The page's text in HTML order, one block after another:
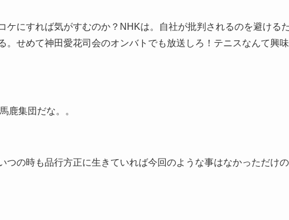
ケにすれば気がすむのか？NHKは。自社が批判されるのを避ける
。せめて神田愛花司会のオンバトでも放送しろ！テニスなんて興味
鹿集団だな。。
つの時も品行方正に生きていれば今回のような事はなかっただけの